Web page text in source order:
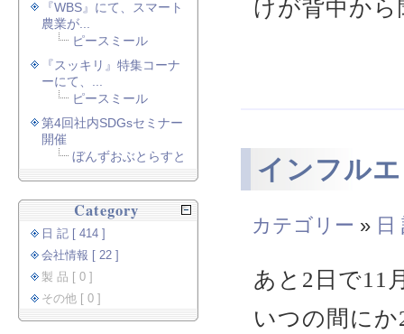
けが背中か
インフル
カテゴリー » 日
あと2日で11
いつの間に
『WBS』にて、スマート
農業が...
ピースミール
『スッキリ』特集コーナ
ーにて、...
ピースミール
第4回社内SDGsセミナー
開催
ぼんずおぶとらすと
Category
日 記 [ 414 ]
会社情報 [ 22 ]
製 品 [ 0 ]
その他 [ 0 ]